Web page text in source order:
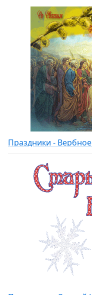
Праздники -